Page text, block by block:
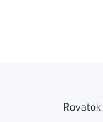
Rovatok: